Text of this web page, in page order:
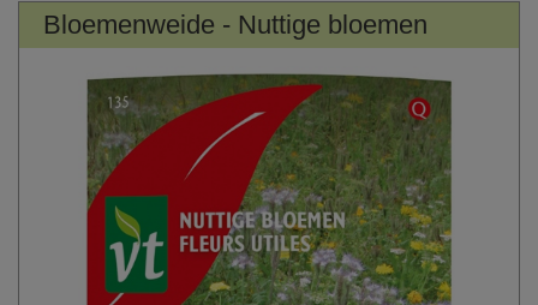
Bloemenweide - Nuttige bloemen